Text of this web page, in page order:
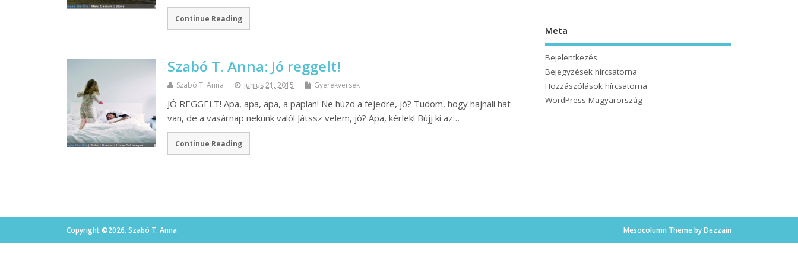
Continue Reading
Szabó T. Anna: Jó reggelt!
Szabó T. Anna június 21, 2015 Gyerekversek
JÓ REGGELT! Apa, apa, apa, a paplan! Ne húzd a fejedre, jó? Tudom, hogy hajnali hat
van, de a vasárnap nekünk való! Játssz velem, jó? Apa, kérlek! Bújj ki az…
Continue Reading
Meta
Bejelentkezés
Bejegyzések hírcsatorna
Hozzászólások hírcsatorna
WordPress Magyarország
Copyright ©2026. Szabó T. Anna Mesocolumn Theme by Dezzain